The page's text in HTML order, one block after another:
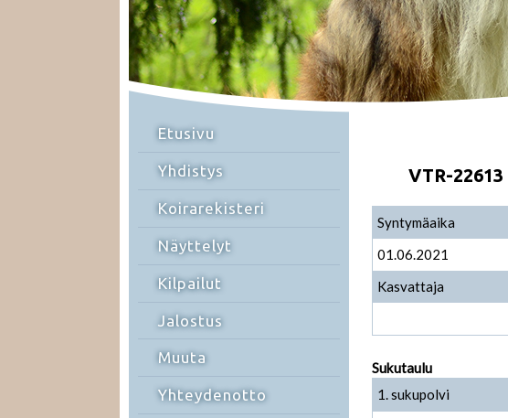
Etusivu
Yhdistys
Koirarekisteri
Näyttelyt
Kilpailut
Jalostus
Muuta
Yhteydenotto
VTR-22613
Syntymäaika
01.06.2021
Kasvattaja
Sukutaulu
1. sukupolvi